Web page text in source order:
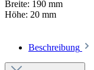
Breite: 190 mm
Höhe: 20 mm
Beschreibung